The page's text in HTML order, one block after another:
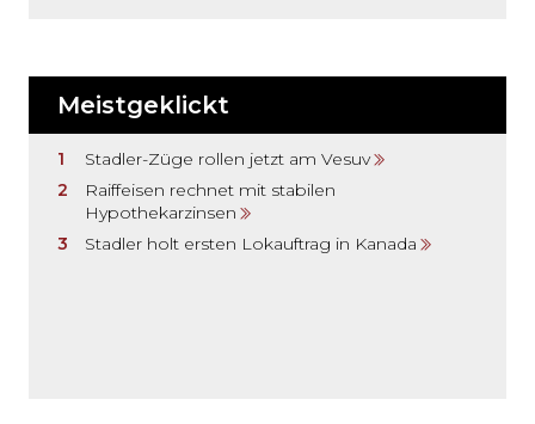
Meistgeklickt
Stadler-Züge rollen jetzt am Vesuv
Raiffeisen rechnet mit stabilen
Hypothekarzinsen
Stadler holt ersten Lokauftrag in Kanada